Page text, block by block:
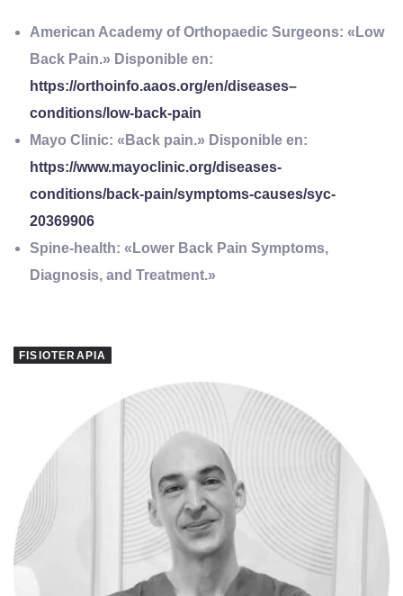
American Academy of Orthopaedic Surgeons: «Low
Back Pain.» Disponible en:
https://orthoinfo.aaos.org/en/diseases–
conditions/low-back-pain
Mayo Clinic: «Back pain.» Disponible en:
https://www.mayoclinic.org/diseases-
conditions/back-pain/symptoms-causes/syc-
20369906
Spine-health: «Lower Back Pain Symptoms,
Diagnosis, and Treatment.»
FISIOTERAPIA